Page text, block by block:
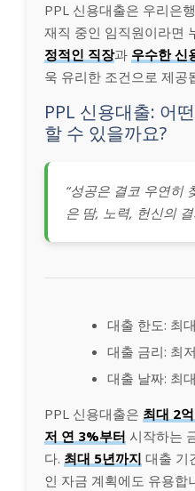
PPL 신용대출은 우리은
재직 중인 임직원이라면
정적인 직장과 우수한 신
욱 유리한 조건으로 제공
PPL 신용대출: 어
할 수 있을까요?
“성공은 결코 우연히
은 땀, 노력, 헌신의
대출 한도: 최
대출 금리: 최
대출 날짜: 최
PPL 신용대출은 최대 2
저 연 3%부터 시작하는
다. 최대 5년까지 대출 기
인 자금 계획에도 유용합